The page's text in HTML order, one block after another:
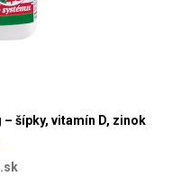
šípky, vitamín D, zinok